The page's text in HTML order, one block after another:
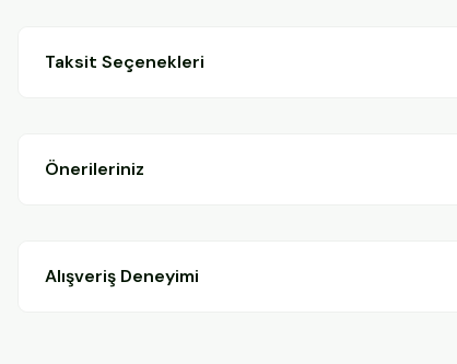
Taksit Seçenekleri
Önerileriniz
Alışveriş Deneyimi